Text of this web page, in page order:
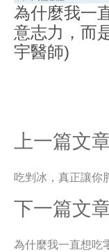
為什麼我一
意志力，而
宇醫師)
上一篇文
吃剉冰，真正讓你
下一篇文
為什麼我一直想吃